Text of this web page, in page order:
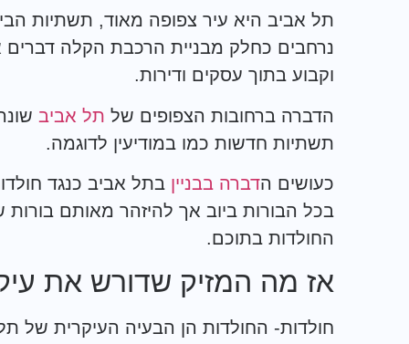
תל אביב היא עיר צפופה מאוד, תשתיות
נרחבים כחלק מבניית הרכבת הקלה דברים
וקבוע בתוך עסקים ודירות.
הדברה ברחובות הצפופים של תל אביב
תשתיות חדשות כמו במודיעין לדוגמה.
כעושים הדברה בבניין בתל אביב כנגד
בכל הבורות ביוב אך להיזהר מאותם
החולדות בתוכם.
אז מה המזיק שדורש את
חולדות- החולדות הן הבעיה העיקרית של